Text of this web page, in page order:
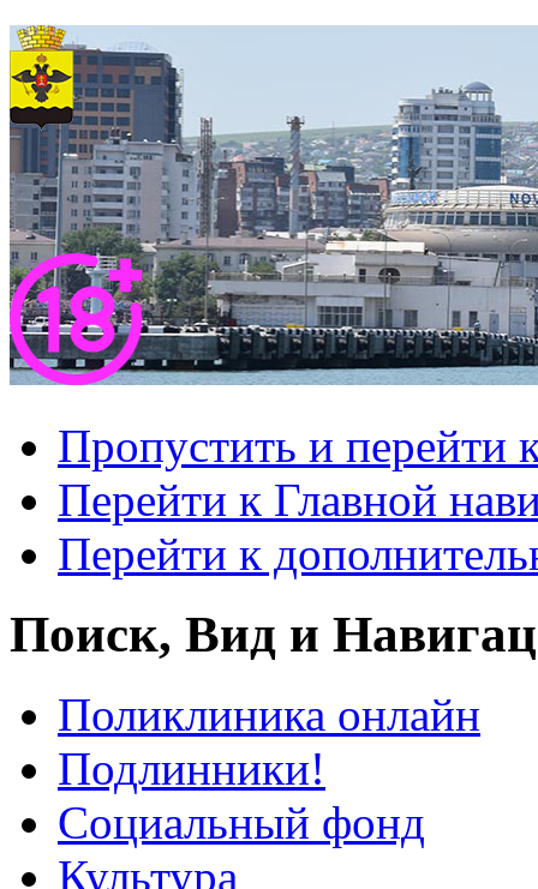
Пропустить и перейти
Перейти к Главной
Перейти к
Поиск, Вид и
Поликлиника онлайн
Подлинники!
Социальный фонд
Культура